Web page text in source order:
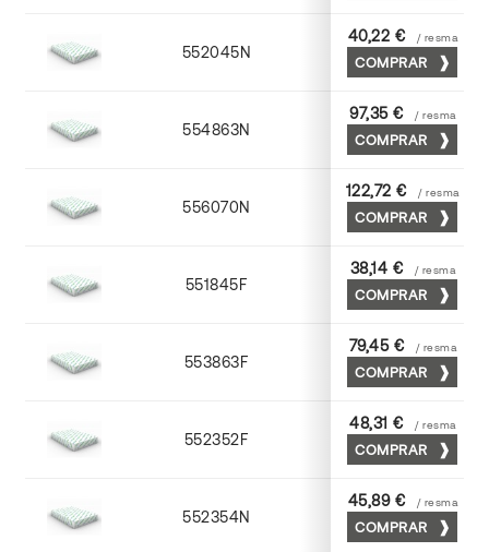
552045N 45 x 64
40,22 € / resma
COMPRAR
554863N 63 x 88
97,35 € / resma
COMPRAR
556070N 70 x 100
122,72 € / resma
COMPRAR
551845F 45 x 64
38,14 € / resma
COMPRAR
553863F 63 x 88
79,45 € / resma
COMPRAR
552352F 52 x 70
48,31 € / resma
COMPRAR
552354N 52 x 70
45,89 € / resma
COMPRAR